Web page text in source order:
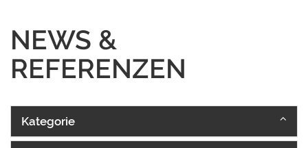
NEWS &
REFERENZEN
Kategorie